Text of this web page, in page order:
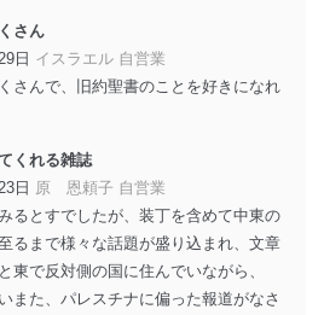
置
確性及び安全性を確保するため
い、滅失またはき損の防止及び是
り扱うことのできる機器及び当該
従業者を明確化し、 個人データへ
スを防止しています。
さん
日 イスラエル 自営業
さんで、旧約聖書のことを好きになれ
くれる雑誌
日 原 恩頼子 自営業
るとすでしたが、装丁を含めて中東の
るまで様々な話題が盛り込まれ、文章
東で反対側の国に住んでいながら、
また、パレスチナに偏った報道がなさ